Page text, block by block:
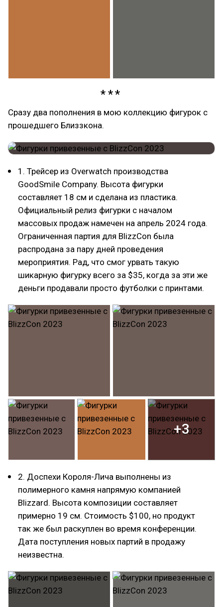
Сразу два пополнения в мою коллекцию фигурок с
прошедшего Близзкона.
1. Трейсер из Overwatch производства
GoodSmile Company. Высота фигурки
составляет 18 см и сделана из пластика.
Официальный релиз фигурки с началом
массовых продаж намечен на апрель 2024 года.
Ограниченная партия для BlizzCon была
распродана за пару дней проведения
мероприятия. Рад, что смог урвать такую
шикарную фигурку всего за $35, когда за эти же
деньги продавали просто футболки с принтами.
+3
2. Доспехи Короля-Лича выполнены из
полимерного камня напрямую компанией
Blizzard. Высота композиции составляет
примерно 19 см. Стоимость $100, но продукт
так же был раскуплен во время конференции.
Дата поступления новых партий в продажу
неизвестна.